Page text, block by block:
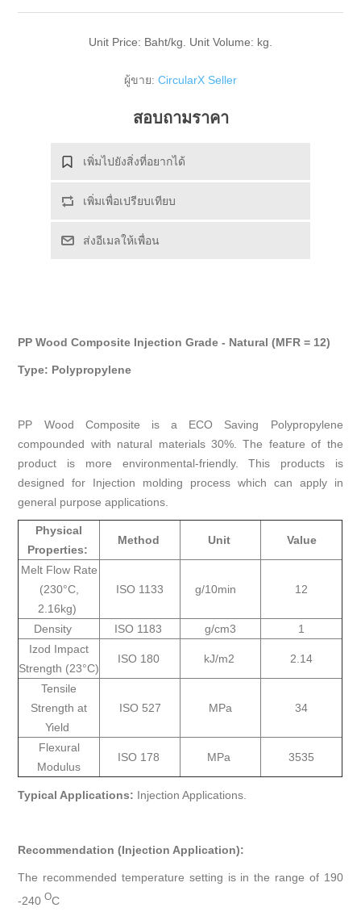
Unit Price: Baht/kg. Unit Volume: kg.
ผู้ขาย: CircularX Seller
สอบถามราคา
เพิ่มไปยังสิ่งที่อยากได้
เพิ่มเพื่อเปรียบเทียบ
ส่งอีเมลให้เพื่อน
PP Wood Composite Injection Grade - Natural (MFR = 12)
Type: Polypropylene
PP Wood Composite
is a ECO Saving Polypropylene
compounded with natural materials 30%. The feature of the
product is more environmental-friendly. This products is
designed for Injection molding process which can apply in
general purpose applications.
Physical
Properties:
Method Unit Value
Melt Flow Rate
(230°C,
2.16kg)
ISO 1133 g/10min 12
Density ISO 1183 g/cm3
1
Izod Impact
Strength (23°C)
ISO 180 kJ/m2 2.14
Tensile
Strength at
Yield
ISO 527 MPa 34
Flexural
Modulus
ISO 178 MPa 3535
Typical Applications: Injection Applications.
Recommendation (Injection Application):
The recommended temperature setting is in the range of 190
-240OC